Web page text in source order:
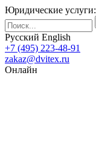
Юридические услуги:
Русский English
+7 (495) 223-48-91
zakaz@dvitex.ru
Онлайн